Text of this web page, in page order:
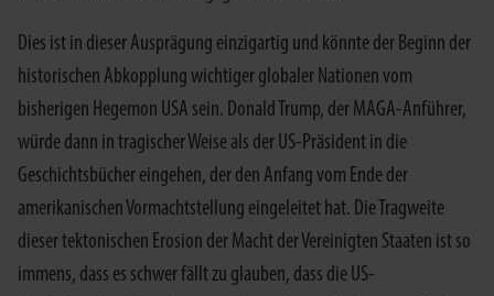
Dies ist in dieser Ausprägung einzigartig und könnte der Beginn der
historischen Abkopplung wichtiger globaler Nationen vom
bisherigen Hegemon USA sein. Donald Trump, der MAGA-Anführer,
würde dann in tragischer Weise als der US-Präsident in die
Geschichtsbücher eingehen, der den Anfang vom Ende der
amerikanischen Vormachtstellung eingeleitet hat. Die Tragweite
dieser tektonischen Erosion der Macht der Vereinigten Staaten ist so
immens, dass es schwer fällt zu glauben, dass die US-